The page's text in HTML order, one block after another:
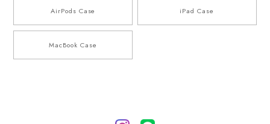
AirPods Case iPad Case
MacBook Case